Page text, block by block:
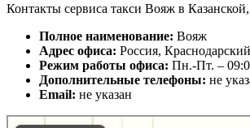
Контакты сервиса такси Вояж в
Полное наименование: Вояж
Адрес офиса: Россия,
Режим работы офиса: Пн.-Пт. –
Дополнительные телефоны: не
Email: не указан